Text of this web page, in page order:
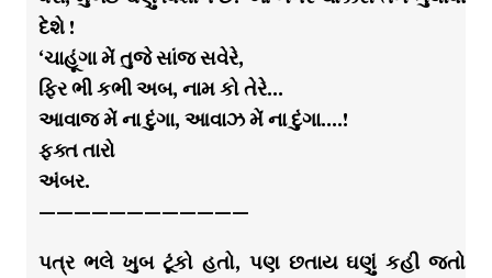
દેશે !
‘ચાહૂંગા મેં તુજે સાંજ સવેરે,
ફિર ભી કભી અબ, નામ કો તેરે…
આવાજ મેં ના દુંગા, આવાઝ મેં ના દુંગા….!
ફક્ત તારો
અંબર.
————————————
પત્ર ભલે ખુબ ટૂંકો હતો, પણ છતાય ઘણું કહી જતો